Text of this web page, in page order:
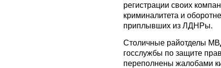
регистрации своих
криминалитета и
приплывших из ЛДНРы.
Столичные райотделы
госслужбы по защите
переполнены жалобами